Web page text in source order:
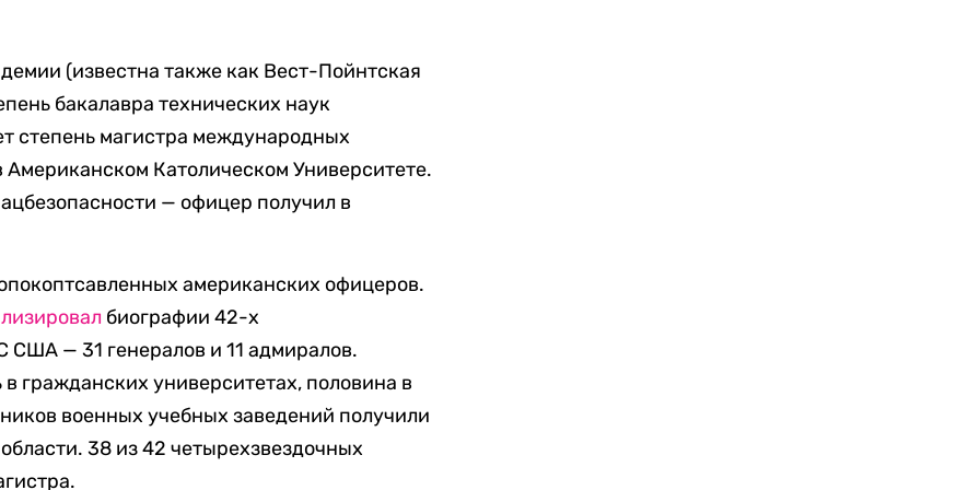
(известна также как Вест-Пойнтская
бакалавра технических наук
степень магистра международных
Католическом Университете.
— офицер получил в
американских офицеров.
биографии 42-х
— 31 генералов и 11 адмиралов.
гражданских университетах, половина в
военных учебных заведений получили
38 из 42 четырехзвездочных